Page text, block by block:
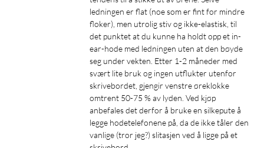
ledningen er flat (noe som er fint for mindre
floker), men utrolig stiv og ikke-elastisk, til
det punktet at du kunne ha holdt opp et in-
ear-hode med ledningen uten at den bøyde
seg under vekten. Etter 1-2 måneder med
svært lite bruk og ingen utflukter utenfor
skrivebordet, gjengir venstre øreklokke
omtrent 50-75 % av lyden. Ved kjøp
anbefales det derfor å bruke en silkepute å
legge hodetelefonene på, da de ikke tåler den
vanlige (tror jeg?) slitasjen ved å ligge på et